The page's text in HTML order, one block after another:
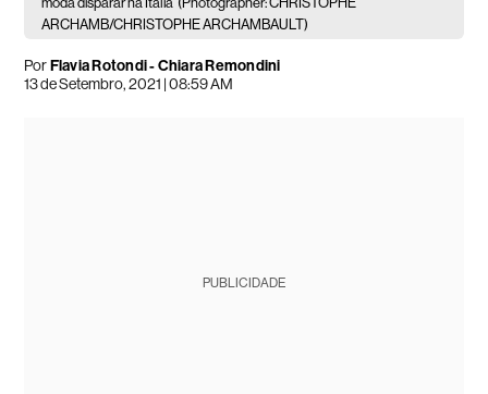
ARCHAMB/CHRISTOPHE ARCHAMBAULT)
PorFlavia Rotondi - Chiara Remondini
13 de Setembro, 2021 | 08:59 AM
PUBLICIDADE